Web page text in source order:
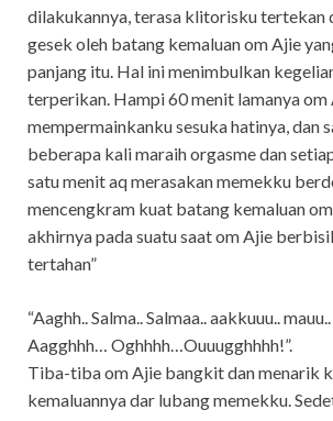
dilakukannya, terasa klitorisku tertekan
gesek oleh batang kemaluan om Ajie
panjang itu. Hal ini menimbulkan
terperikan. Hampi 60 menit lamanya om
mempermainkanku sesuka hatinya, dan
beberapa kali maraih orgasme dan
satu menit aq merasakan memekku
mencengkram kuat batang kemaluan
akhirnya pada suatu saat om Ajie
tertahan”
“Aaghh.. Salma.. Salmaa.. aakkuuu..
Aagghhh… Oghhhh…Ouuugghhhh!”.
Tiba-tiba om Ajie bangkit dan menarik
kemaluannya dar lubang memekku.